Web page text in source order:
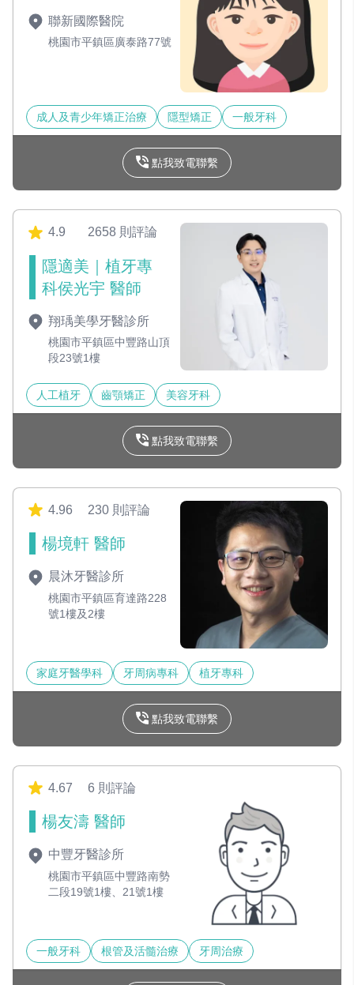
聯新國際醫院
桃園市平鎮區廣泰路77號
成人及青少年矯正治療 隱型矯正 一般牙科
點我致電聯繫
4.9 2658 則評論
隱適美｜植牙專
科侯光宇 醫師
翔瑀美學牙醫診所
桃園市平鎮區中豐路山頂
段23號1樓
人工植牙 齒顎矯正 美容牙科
點我致電聯繫
4.96 230 則評論
楊境軒 醫師
晨沐牙醫診所
桃園市平鎮區育達路228
號1樓及2樓
家庭牙醫學科 牙周病專科 植牙專科
點我致電聯繫
4.67 6 則評論
楊友濤 醫師
中豐牙醫診所
桃園市平鎮區中豐路南勢
二段19號1樓、21號1樓
一般牙科 根管及活髓治療 牙周治療